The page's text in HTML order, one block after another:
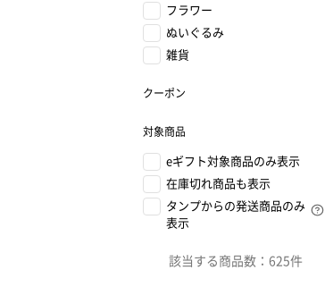
フラワー
ぬいぐるみ
雑貨
クーポン
対象商品
eギフト対象商品のみ表示
在庫切れ商品も表示
タンプからの発送商品のみ
表示
該当する商品数： 625件